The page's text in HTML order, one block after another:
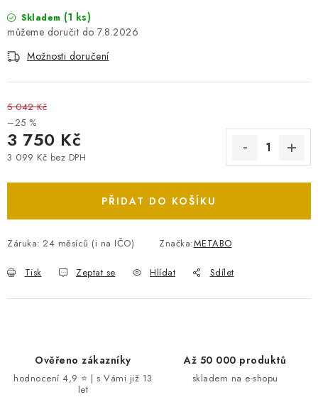
Skladem (1 ks)
7.8.2026
Možnosti doručení
5 042 Kč
–25 %
3 750 Kč
3 099 Kč bez DPH
PŘIDAT DO KOŠÍKU
Záruka: 24 měsíců (i na IČO) Značka:METABO
Tisk Zeptat se Hlídat Sdílet
Ověřeno zákazníky
hodnocení 4,9 ⭐ | s Vámi již 13
let
Až 50 000 produktů
skladem na e-shopu